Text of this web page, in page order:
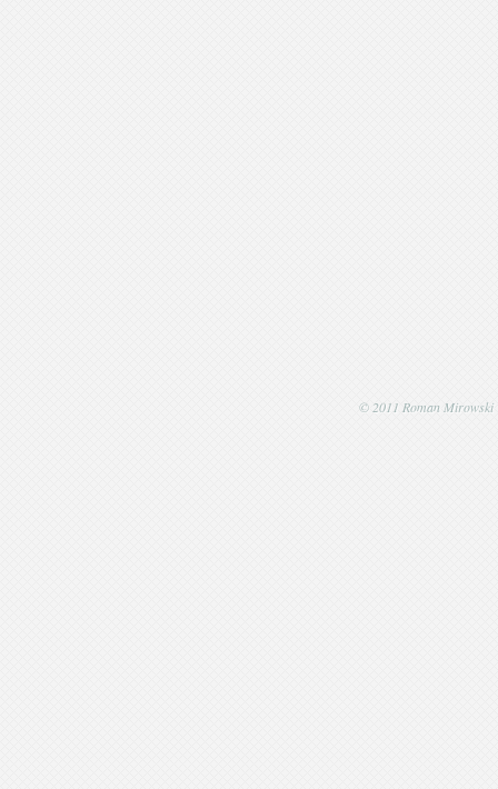
© 2011 Roman